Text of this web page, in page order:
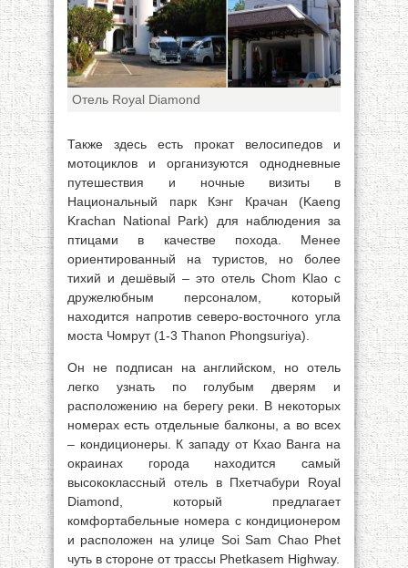
Отель Royal Diamond
Также здесь есть прокат велосипедов и
мотоциклов и организуются однодневные
путешествия и ночные визиты в
Национальный парк Кэнг Крачан (Kaeng
Krachan National Park) для наблюдения за
птицами в качестве похода. Менее
ориентированный на туристов, но более
тихий и дешёвый – это отель Chom Klao с
дружелюбным персоналом, который
находится напротив северо-восточного угла
моста Чомрут (1-3 Thanon Phongsuriya).
Он не подписан на английском, но отель
легко узнать по голубым дверям и
расположению на берегу реки. В некоторых
номерах есть отдельные балконы, а во всех
– кондиционеры. К западу от Кхао Ванга на
окраинах города находится самый
высококлассный отель в Пхетчабури Royal
Diamond, который предлагает
комфортабельные номера с кондиционером
и расположен на улице Soi Sam Chao Phet
чуть в стороне от трассы Phetkasem Highway.